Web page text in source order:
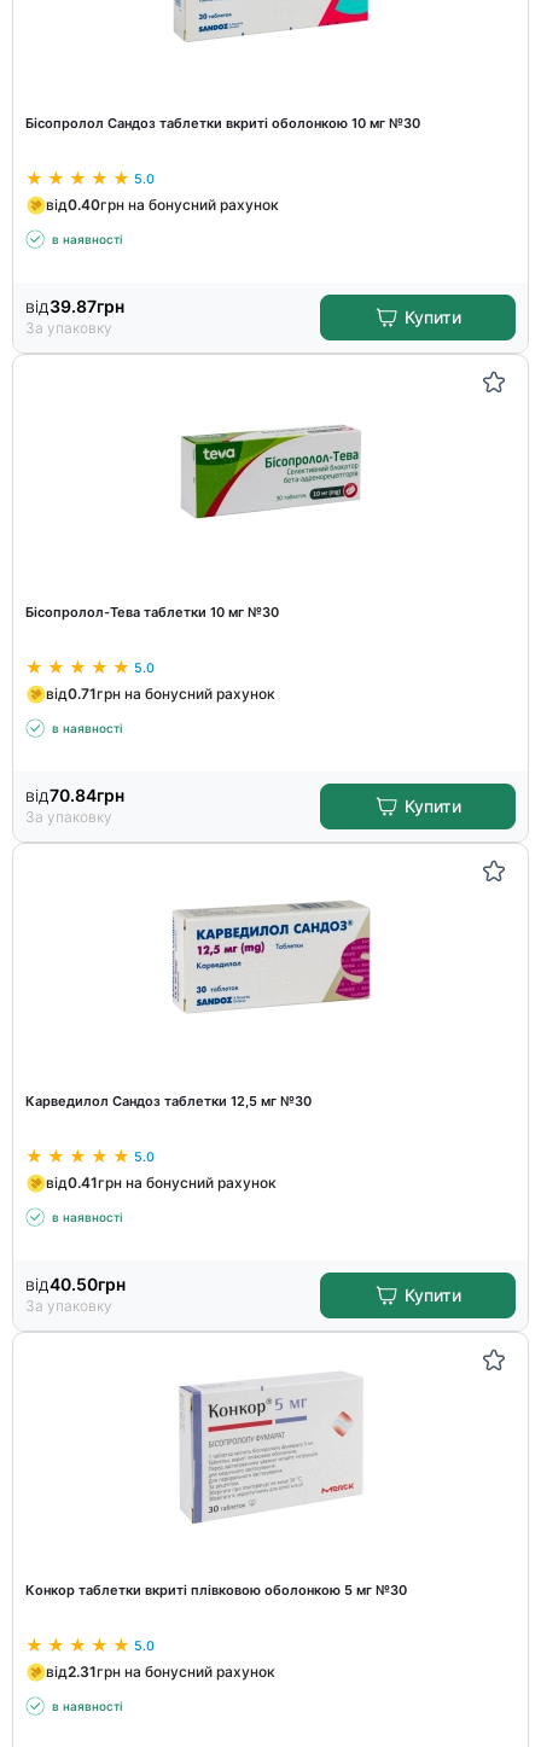
Бісопролол Сандоз таблетки вкриті оболонкою 10 мг №30
5.0
від0.40грн на бонусний рахунок
в наявності
від39.87грн
За упаковку
Купити
Бісопролол-Тева таблетки 10 мг №30
5.0
від0.71грн на бонусний рахунок
в наявності
від70.84грн
За упаковку
Купити
Карведилол Сандоз таблетки 12,5 мг №30
5.0
від0.41грн на бонусний рахунок
в наявності
від40.50грн
За упаковку
Купити
Конкор таблетки вкриті плівковою оболонкою 5 мг №30
5.0
від2.31грн на бонусний рахунок
в наявності